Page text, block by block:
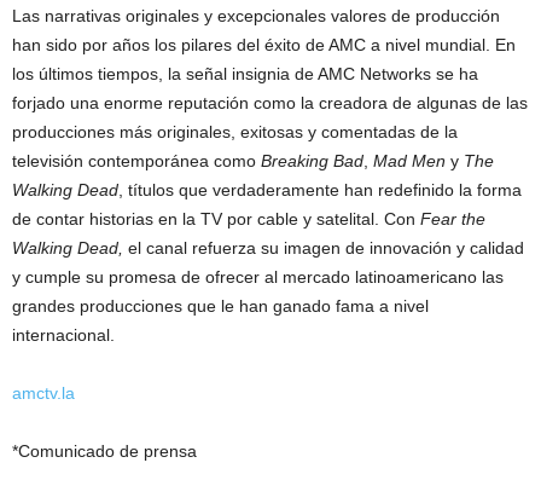
Las narrativas originales y excepcionales valores de producción
han sido por años los pilares del éxito de AMC a nivel mundial. En
los últimos tiempos, la señal insignia de AMC Networks se ha
forjado una enorme reputación como la creadora de algunas de las
producciones más originales, exitosas y comentadas de la
televisión contemporánea como Breaking Bad Mad Men y The
Walking Dead , títulos que verdaderamente han redefinido la forma
de contar historias en la TV por cable y satelital. Con Fear the
Walking Dead, el canal refuerza su imagen de innovación y calidad
y cumple su promesa de ofrecer al mercado latinoamericano las
grandes producciones que le han ganado fama a nivel
internacional.
amctv.la
*Comunicado de prensa